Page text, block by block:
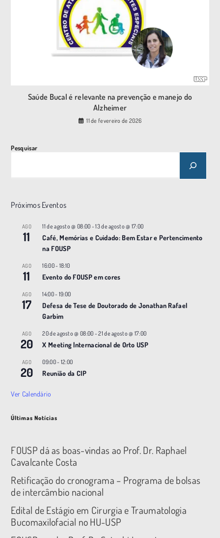
Saúde Bucal é relevante na prevenção e manejo do
Alzheimer
11 de fevereiro de 2026
Pesquisar
Próximos Eventos
AGO
11
11 de agosto @ 08:00 -13 de agosto @ 17:00
Café, Memórias e Cuidado: Bem Estar e Pertencimento
na FOUSP
AGO
11
16:00- 18:10
Evento do FOUSP em cores
AGO
17
14:00- 19:00
Defesa de Tese de Doutorado de Jonathan Rafael
Garbim
AGO
20
20 de agosto @ 08:00 -21 de agosto @ 17:00
X Meeting |nternacional de Orto USP
AGO
20
09:00- 12:00
Reunião da CIP
Ver Calendário
Últimas Notícias
FOUSP dá as boas-vindas ao Prof. Dr. Raphael
Cavalcante Costa
Retificação do cronograma – Programa de bolsas
de intercâmbio nacional
Edital de Estágio em Cirurgia e Traumatologia
Bucomaxilofacial no HU-USP